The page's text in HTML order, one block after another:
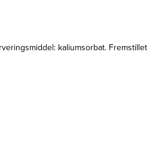
kaliumsorbat. Fremstillet